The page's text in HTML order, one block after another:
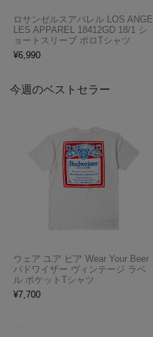
ロサンゼルスアパレル LOS ANGE
LES APPAREL 18412GD 18/1 シ
ョートスリーブ ポロTシャツ
¥6,990
今週のベストセラー
ウェア ユア ビア Wear Your Beer
バドワイザー ヴィンテージ ラベ
ル ポケットTシャツ
¥7,700